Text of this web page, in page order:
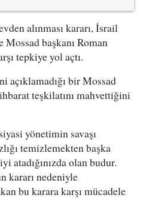
alınması kararı, İsrail
Mossad başkanı Roman
tepkiye yol açtı.
açıklamadığı bir Mossad
teşkilatını mahvettiğini
yönetimin savaşı
temizlemekten başka
atadığınızda olan budur.
kararı nedeniyle
bu karara karşı mücadele